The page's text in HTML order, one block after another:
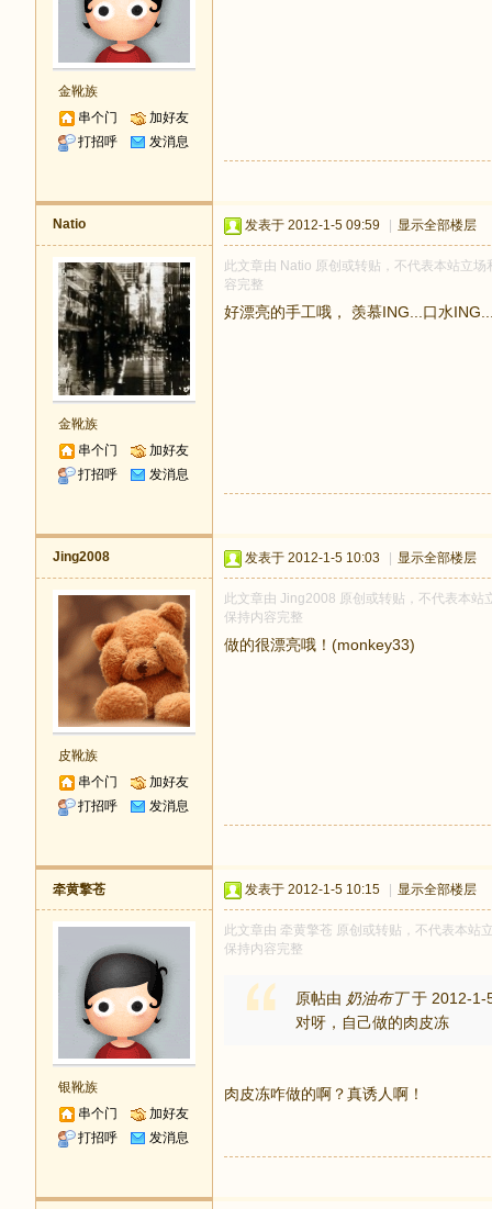
金靴族
串个门
加好友
打招呼
发消息
Natio
金靴族
串个门
加好友
打招呼
发消息
发表于 2012-1-5 09:59 显示全部楼层
此文章由 Natio 原创或转贴，不代表本站立
容完整
好漂亮的手工哦， 羡慕ING...口水
Jing2008
皮靴族
串个门
加好友
打招呼
发消息
发表于 2012-1-5 10:03 显示全部楼层
此文章由 Jing2008 原创或转贴，不代表本
保持内容完整
做的很漂亮哦！(monkey33)
牵黄擎苍
银靴族
串个门
加好友
打招呼
发消息
发表于 2012-1-5 10:15 显示全部楼层
此文章由 牵黄擎苍 原创或转贴，不代表本站
保持内容完整
原帖由 奶油布丁于 2012-1-
对呀，自己做的肉皮冻
肉皮冻咋做的啊？真诱人啊！